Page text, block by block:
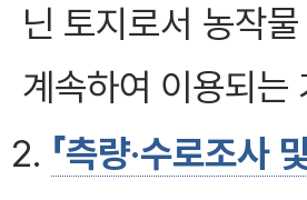
닌 토지로서 농작
계속하여 이용되는
2. 「측량·수로조사